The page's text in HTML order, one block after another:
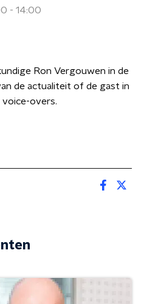
- 14:00
Ron Vergouwen in de
de actualiteit of de gast in
voice-overs.